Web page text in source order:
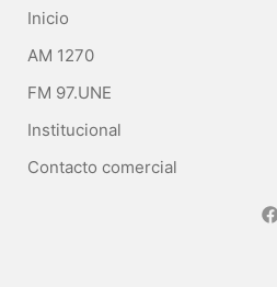
Inicio
AM 1270
FM 97.UNE
Institucional
Contacto comercial